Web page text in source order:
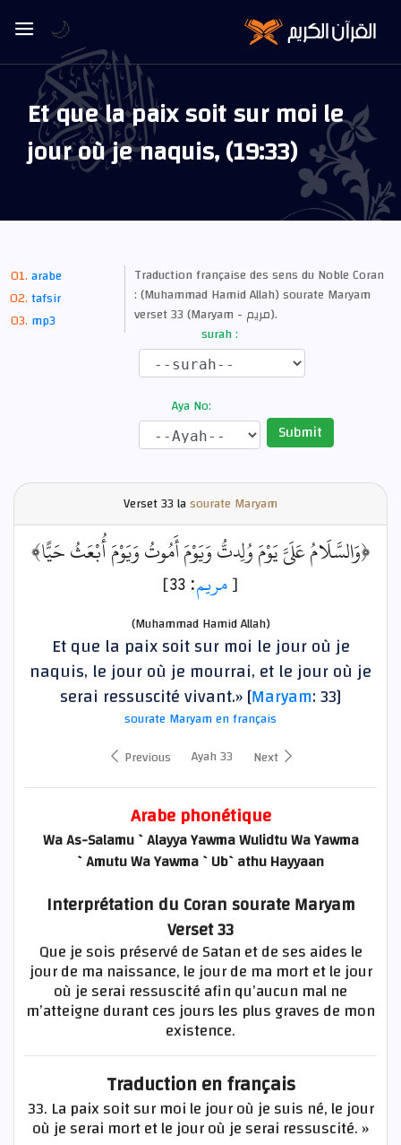
Et que la paix soit sur moi le
jour où je naquis, (19:33)
arabe
tafsir
mp3
Traduction française des sens du Noble Coran
: (Muhammad Hamid Allah) sourate Maryam
verset 33 (Maryam - مريم).
surah :
Aya No:
Submit
Verset33 lasourate Maryam
﴿وَالسَّلَامُ عَلَيَّ يَوْمَ وُلِدتُّ وَيَوْمَ أَمُوتُ وَيَوْمَ أُبْعَثُ حَيًّا﴾
[مريم: 33]
(Muhammad Hamid Allah)
Et que la paix soit sur moi le jour où je
naquis, le jour où je mourrai, et le jour où je
serai ressuscité vivant.» [Maryam: 33]
sourate Maryam en français
Previous
Ayah 33 Next
Arabe phonétique
Wa As-Salamu `Alayya Yawma Wulidtu Wa Yawma
`Amutu Wa Yawma `Ub`athu Hayyaan
Interprétation du Coran sourate Maryam
Verset 33
Que je sois préservé de Satan et de ses aides le
jour de ma naissance, le jour de ma mort et le jour
où je serai ressuscité afin qu’aucun mal ne
m’atteigne durant ces jours les plus graves de mon
existence.
Traduction en français
33. La paix soit sur moi le jour où je suis né, le jour
où je serai mort et le jour où je serai ressuscité. »
🌙